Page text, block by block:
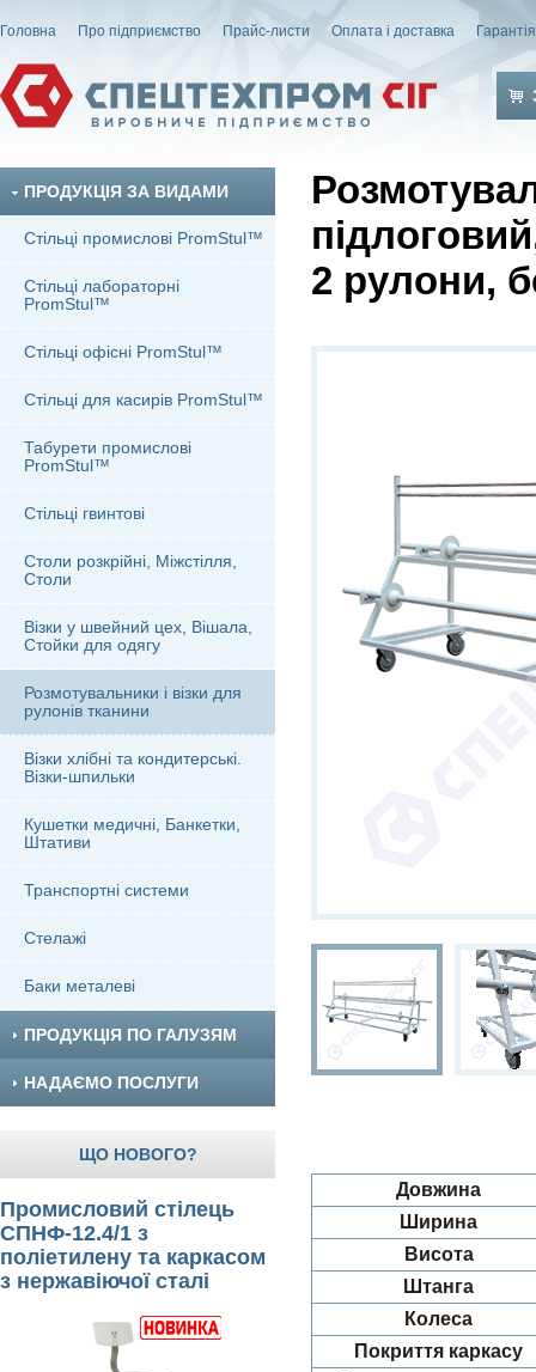
Головна Про підприємство Прайс-листи Оплата і доставка
ПРОДУКЦІЯ ЗА ВИДАМИ
Стільці промислові PromStul™
Стільці лабораторні
PromStul™
Стільці офісні PromStul™
Стільці для касирів PromStul™
Табурети промислові
PromStul™
Стільці гвинтові
Столи розкрійні, Міжстілля,
Столи
Візки у швейний цех, Вішала,
Стойки для одягу
Розмотувальники і візки для
рулонів тканини
Візки хлібні та кондитерські.
Візки-шпильки
Кушетки медичні, Банкетки,
Штативи
Транспортні системи
Стелажі
Баки металеві
ПРОДУКЦІЯ ПО ГАЛУЗЯМ
НАДАЄМО ПОСЛУГИ
ЩО НОВОГО?
Промисловий стілець
СПНФ-12.4/1 з
поліетилену та каркасом
з нержавіючої сталі
2 рулони,
Довжина
Ширина
Висота
Штанга
Колеса
Покриття каркасу